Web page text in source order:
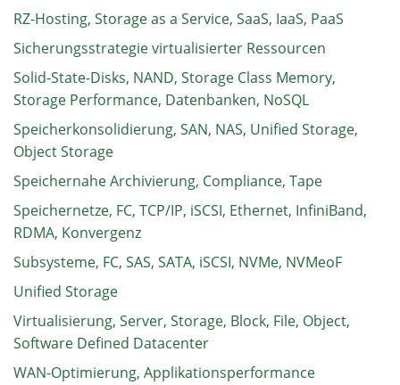
RZ-Hosting, Storage as a Service, SaaS, IaaS, PaaS
Sicherungsstrategie virtualisierter Ressourcen
Solid-State-Disks, NAND, Storage Class Memory,
Storage Performance, Datenbanken, NoSQL
Speicherkonsolidierung, SAN, NAS, Unified Storage,
Object Storage
Speichernahe Archivierung, Compliance, Tape
Speichernetze, FC, TCP/IP, iSCSI, Ethernet, InfiniBand,
RDMA, Konvergenz
Subsysteme, FC, SAS, SATA, iSCSI, NVMe, NVMeoF
Unified Storage
Virtualisierung, Server, Storage, Block, File, Object,
Software Defined Datacenter
WAN-Optimierung, Applikationsperformance